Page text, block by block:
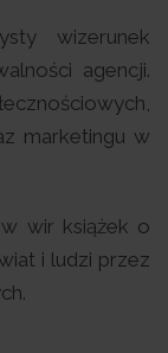
wizerunek
agencji.
marketingu w
wir książek o
i ludzi przez